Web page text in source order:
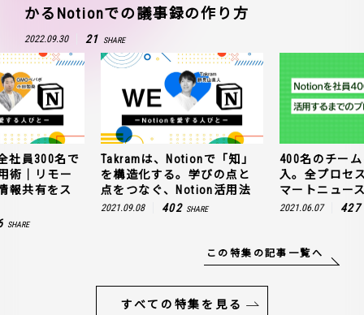
かるNotionでの議事録の作り方
2022.09.30 21 SHARE
社員300名で
術｜リモー
報共有をス
SHARE
Takramは、Notionで「知」
を構造化する。学びの点と
点をつなぐ、Notion活用法
2021.09.08 402 SHARE
400名のチー
入。全プロセ
マートニュー
2021.06.07 427
この特集の記事一覧へ
すべての特集を見る